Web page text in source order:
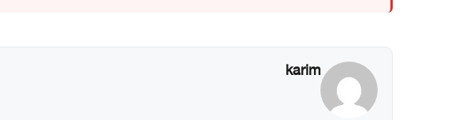
karim